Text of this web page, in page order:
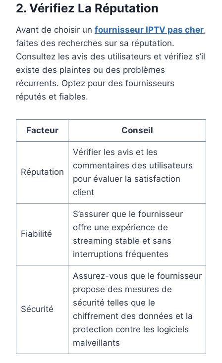
2. Vérifiez La Réputation
Avant de choisir un fournisseur IPTV pas cher,
faites des recherches sur sa réputation.
Consultez les avis des utilisateurs et vérifiez s’il
existe des plaintes ou des problèmes
récurrents. Optez pour des fournisseurs
réputés et fiables.
Facteur Conseil
Réputation
Vérifier les avis et les
commentaires des utilisateurs
pour évaluer la satisfaction
client
Fiabilité
S’assurer que le fournisseur
offre une expérience de
streaming stable et sans
interruptions fréquentes
Sécurité
Assurez-vous que le fournisseur
propose des mesures de
sécurité telles que le
chiffrement des données et la
protection contre les logiciels
malveillants